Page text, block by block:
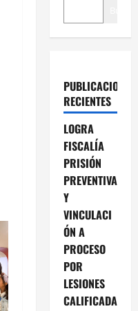
PUBLICACIONES
RECIENTES
LOGRA
FISCALÍA
PRISIÓN
PREVENTIVA
Y
VINCULACI
ÓN A
PROCESO
POR
LESIONES
CALIFICADA